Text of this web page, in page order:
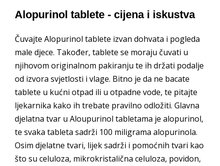
Alopurinol tablete - cijena i iskustva
Čuvajte Alopurinol tablete izvan dohvata i pogleda
male djece. Također, tablete se moraju čuvati u
njihovom originalnom pakiranju te ih držati podalje
od izvora svjetlosti i vlage. Bitno je da ne bacate
tablete u kućni otpad ili u otpadne vode, te pitajte
ljekarnika kako ih trebate pravilno odložiti. Glavna
djelatna tvar u Aloupurinol tabletama je alopurinol,
te svaka tableta sadrži 100 miligrama alopurinola.
Osim djelatne tvari, lijek sadrži i pomoćnih tvari kao
što su celuloza, mikrokristalična celuloza, povidon,